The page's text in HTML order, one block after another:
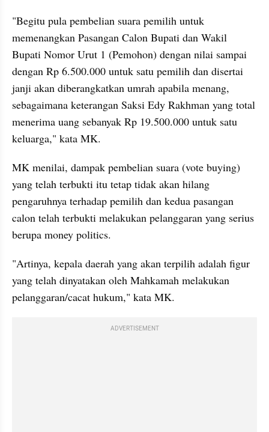
"Begitu pula pembelian suara pemilih untuk
memenangkan Pasangan Calon Bupati dan Wakil
Bupati Nomor Urut 1 (Pemohon) dengan nilai sampai
dengan Rp 6.500.000 untuk satu pemilih dan disertai
janji akan diberangkatkan umrah apabila menang,
sebagaimana keterangan Saksi Edy Rakhman yang total
menerima uang sebanyak Rp 19.500.000 untuk satu
keluarga," kata MK.
MK menilai, dampak pembelian suara (vote buying)
yang telah terbukti itu tetap tidak akan hilang
pengaruhnya terhadap pemilih dan kedua pasangan
calon telah terbukti melakukan pelanggaran yang serius
berupa money politics.
"Artinya, kepala daerah yang akan terpilih adalah figur
yang telah dinyatakan oleh Mahkamah melakukan
pelanggaran/cacat hukum," kata MK.
ADVERTISEMENT